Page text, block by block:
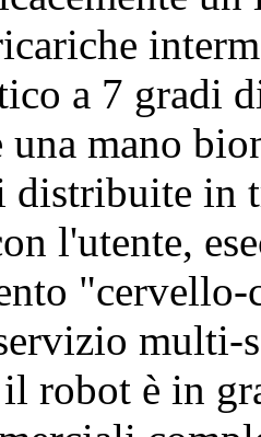
a 7 gradi
una mano
distribuite in
l'utente,
multi-
robot è in